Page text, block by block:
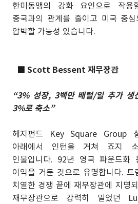
한미동맹의 강화 요인으로 작
중국과의 관계를 줄이고 미국 중
압박할 가능성 있습니다.
■ Scott Bessent 재무장관
“3% 성장, 3백만 배럴/일 추가 생
3%로 축소”
헤지펀드 Key Square Group
아래에서 인턴을 거쳐 죠지
인물입니다. 92년 영국 파운드화
이익을 거둔 것으로 유명합니다. 트
치열한 경쟁 끝에 재무장관에 지명
재무장관으로 강력히 밀었던